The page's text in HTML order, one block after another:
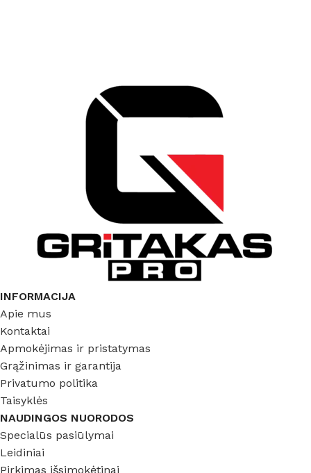
INFORMACIJA
Apie mus
Kontaktai
Apmokėjimas ir pristatymas
Grąžinimas ir garantija
Privatumo politika
Taisyklės
NAUDINGOS NUORODOS
Specialūs pasiūlymai
Leidiniai
Pirkimas išsimokėtinai